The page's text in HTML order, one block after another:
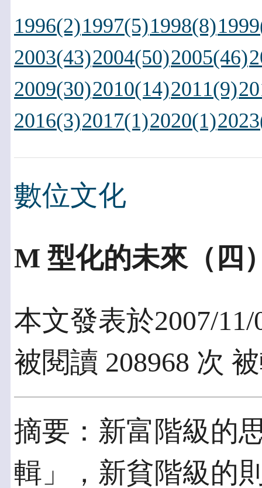
1996(2)1997(5)1998(8)
2003(43)2004(50)2005(46)
2009(30)2010(14)2011(9)
2016(3)2017(1)2020(1)
數位文化
M 型化的未來（四
本文發表於2007/11/
被閱讀 208968 次
摘要：新富階級的
輯」，新貧階級的